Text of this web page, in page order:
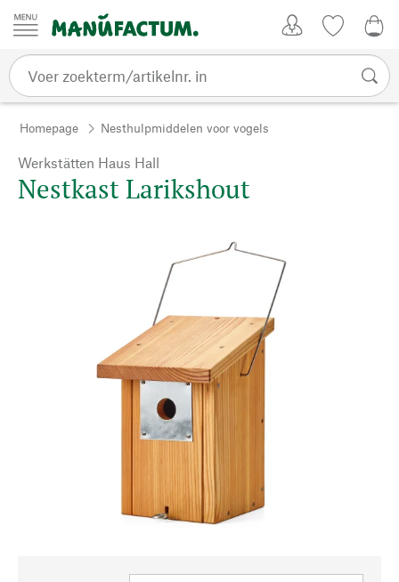
Passer au contenu
Homepage Nesthulpmiddelen voor vogels
Werkstätten Haus Hall
Nestkast Larikshout